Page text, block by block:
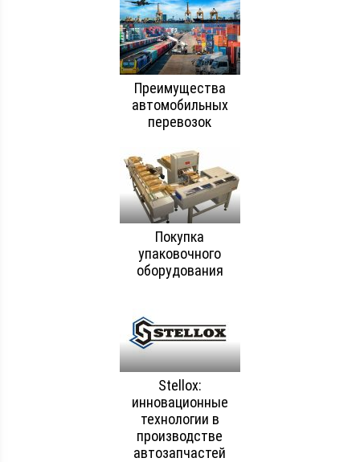
Преимущества
автомобильных
перевозок
Покупка
упаковочного
оборудования
Stellox:
инновационные
технологии в
производстве
автозапчастей